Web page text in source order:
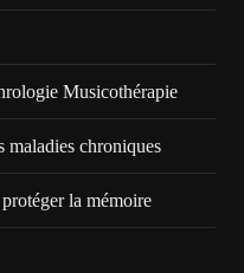
Musicothérapie
maladies chroniques
la mémoire